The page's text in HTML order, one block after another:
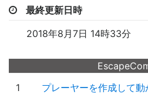
最終更新日時
2018年8月7日 14時33分
1
プレーヤーを作成して動